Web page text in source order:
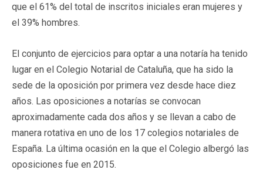
que el 61% del total de inscritos iniciales eran mujeres y
el 39% hombres.
El conjunto de ejercicios para optar a una notaría ha tenido
lugar en el Colegio Notarial de Cataluña, que ha sido la
sede de la oposición por primera vez desde hace diez
años. Las oposiciones a notarías se convocan
aproximadamente cada dos años y se llevan a cabo de
manera rotativa en uno de los 17 colegios notariales de
España. La última ocasión en la que el Colegio albergó las
oposiciones fue en 2015.